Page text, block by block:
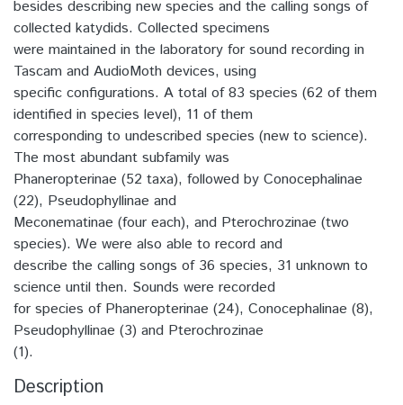
besides describing new species and the calling songs of
collected katydids. Collected specimens
were maintained in the laboratory for sound recording in
Tascam and AudioMoth devices, using
specific configurations. A total of 83 species (62 of them
identified in species level), 11 of them
corresponding to undescribed species (new to science).
The most abundant subfamily was
Phaneropterinae (52 taxa), followed by Conocephalinae
(22), Pseudophyllinae and
Meconematinae (four each), and Pterochrozinae (two
species). We were also able to record and
describe the calling songs of 36 species, 31 unknown to
science until then. Sounds were recorded
for species of Phaneropterinae (24), Conocephalinae (8),
Pseudophyllinae (3) and Pterochrozinae
(1).
Description